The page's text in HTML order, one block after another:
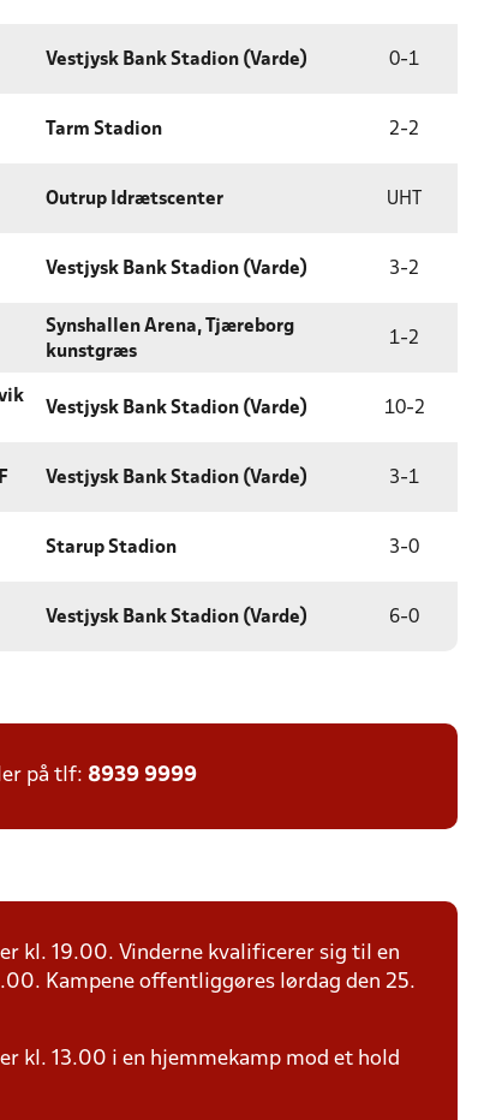
Vestjysk Bank Stadion (Varde) 0-1
Tarm Stadion 2-2
Outrup Idrætscenter UHT
Vestjysk Bank Stadion (Varde) 3-2
Synshallen Arena, Tjæreborg
kunstgræs
1-2
Vestjysk Bank Stadion (Varde) 10-2
Vestjysk Bank Stadion (Varde) 3-1
Starup Stadion 3-0
Vestjysk Bank Stadion (Varde) 6-0
på tlf: 8939 9999
kl. 19.00. Vinderne kvalificerer sig til en
Kampene offentliggøres lørdag den 25.
kl. 13.00 i en hjemmekamp mod et hold